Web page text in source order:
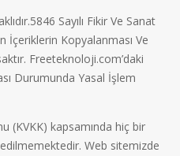
Sayılı Fikir Ve Sanat
İçeriklerin Kopyalanması Ve
Freeteknoloji.com’daki
Durumunda Yasal İşlem
(KVKK) kapsamında hiç bir
edilmemektedir. Web sitemizde